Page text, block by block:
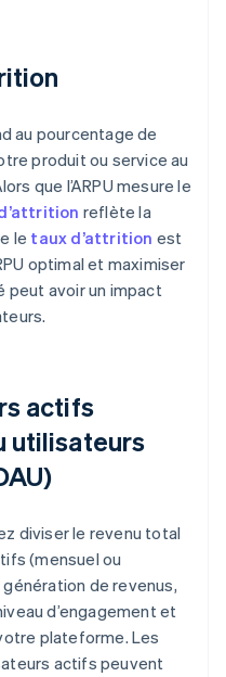
au pourcentage de
produit ou service au
que l’ARPU mesure le
reflète la
le taux d’attrition est
optimal et maximiser
peut avoir un impact
actifs
utilisateurs
diviser le revenu total
(mensuel ou
génération de revenus,
d’engagement et
plateforme. Les
actifs peuvent